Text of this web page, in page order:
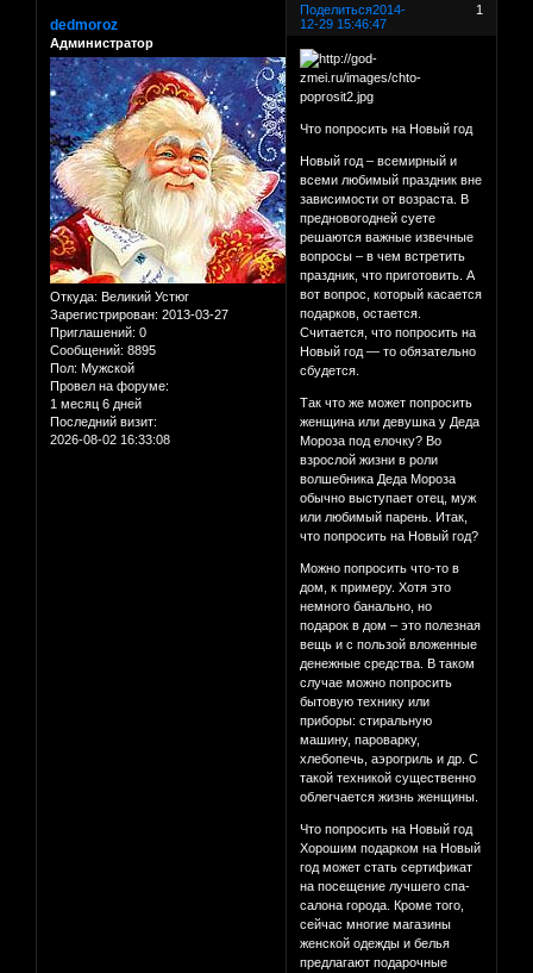
Поделиться 1
2014-
12-29 15:46:47
dedmoroz
Администратор
Откуда: Великий Устюг
Зарегистрирован: 2013-03-27
Приглашений: 0
Сообщений: 8895
Пол: Мужской
Провел на форуме:
1 месяц 6 дней
Последний визит:
2026-08-02 16:33:08
Что попросить на Новый год
Новый год – всемирный и
всеми любимый праздник вне
зависимости от возраста. В
предновогодней суете
решаются важные извечные
вопросы – в чем встретить
праздник, что приготовить. А
вот вопрос, который касается
подарков, остается.
Считается, что попросить на
Новый год — то обязательно
сбудется.
Так что же может попросить
женщина или девушка у Деда
Мороза под елочку? Во
взрослой жизни в роли
волшебника Деда Мороза
обычно выступает отец, муж
или любимый парень. Итак,
что попросить на Новый год?
Можно попросить что-то в
дом, к примеру. Хотя это
немного банально, но
подарок в дом – это полезная
вещь и с пользой вложенные
денежные средства. В таком
случае можно попросить
бытовую технику или
приборы: стиральную
машину, пароварку,
хлебопечь, аэрогриль и др. С
такой техникой существенно
облегчается жизнь женщины.
Что попросить на Новый год
Хорошим подарком на Новый
год может стать сертификат
на посещение лучшего спа-
салона города. Кроме того,
сейчас многие магазины
женской одежды и белья
предлагают подарочные